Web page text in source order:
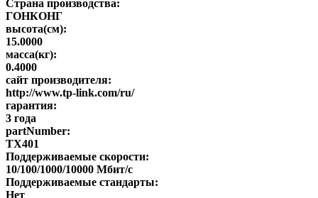
Страна производства:
ГОНКОНГ
высота(см):
15.0000
масса(кг):
0.4000
сайт производителя:
http://www.tp-link.com/ru/
гарантия:
3 года
partNumber:
TX401
Поддерживаемые скорости:
10/100/1000/10000 Мбит/с
Поддерживаемые стандарты:
Нет